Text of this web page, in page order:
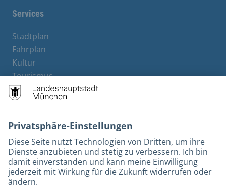
Services
Stadtplan
Fahrplan
Kultur
Tourismus
M-Strom
Bürgerservice
Kontakt
Barrierefreiheit